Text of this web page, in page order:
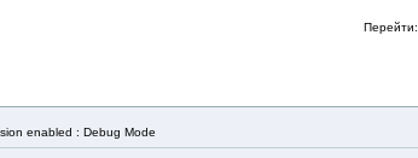
Перейти:
enabled : Debug Mode